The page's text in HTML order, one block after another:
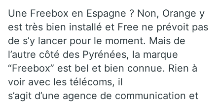
Une Freebox en Espagne ? Non, Orange y
est très bien installé et Free ne prévoit pas
de s’y lancer pour le moment. Mais de
l’autre côté des Pyrénées, la marque
“Freebox” est bel et bien connue. Rien à
voir avec les télécoms, il
s’agit d’une agence de communication et